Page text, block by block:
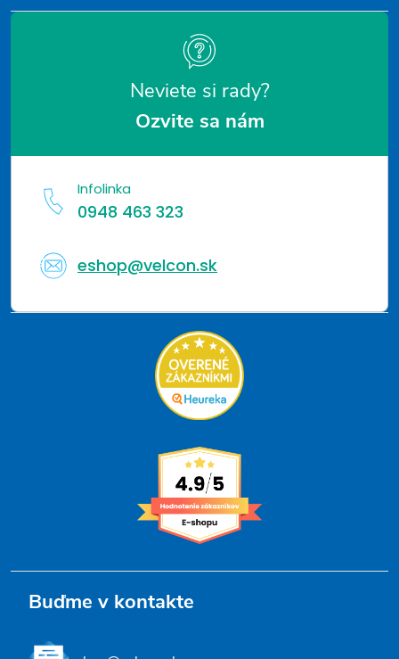
e
Neviete si rady?
Ozvite sa nám
Infolinka
0948 463 323
eshop@velcon.sk
Buďme v kontakte